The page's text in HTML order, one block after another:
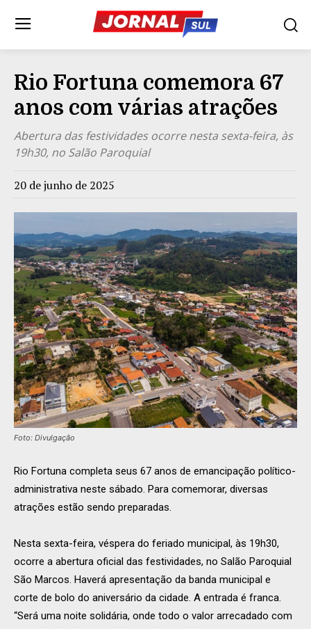
Rio Fortuna comemora 67
anos com várias atrações
Abertura das festividades ocorre nesta sexta-feira, às
19h30, no Salão Paroquial
20 de junho de 2025
Foto: Divulgação
Rio Fortuna completa seus 67 anos de emancipação político-
administrativa neste sábado. Para comemorar, diversas
atrações estão sendo preparadas.
Nesta sexta-feira, véspera do feriado municipal, às 19h30,
ocorre a abertura oficial das festividades, no Salão Paroquial
São Marcos. Haverá apresentação da banda municipal e
corte de bolo do aniversário da cidade. A entrada é franca.
“Será uma noite solidária, onde todo o valor arrecadado com